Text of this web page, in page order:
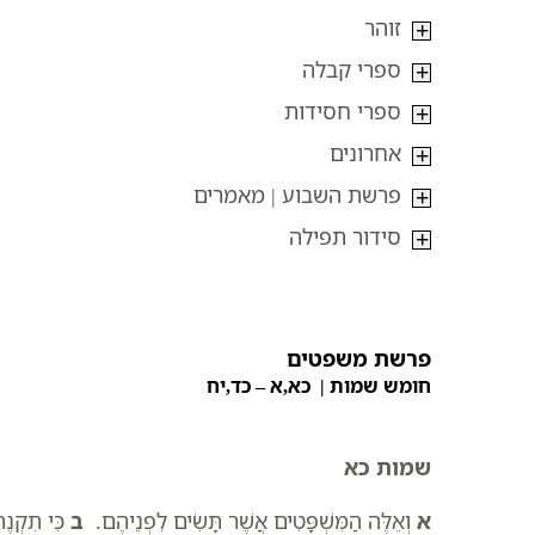
פרשת משפטים
חומש שמות | כא,א – כד,יח
שמות כא
א וְאֵלֶּה הַמִּשְׁפָּטִים אֲשֶׁר תָּשִׂים לִפְנֵיהֶם. ב כִּי
זוהר
ספרי קבלה
ספרי חסידות
אחרונים
פרשת השבוע | מאמרים
סידור תפילה